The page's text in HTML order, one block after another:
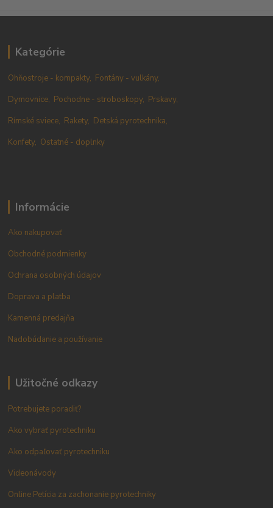
Kategórie
Ohňostroje - kompakty, Fontány - vulkány,
Dymovnice, Pochodne - stroboskopy, Prskavy,
Rímské sviece, Rakety, Detská pyrotechnika,
Konfety, Ostatné - doplnky
Informácie
Ako nakupovať
Obchodné podmienky
Ochrana osobných údajov
Doprava a platba
Kamenná predajňa
Nadobúdanie a používanie
Užitočné odkazy
Potrebujete poradiť?
Ako vybrať pyrotechniku
Ako odpaľovať pyrotechniku
Videonávody
Online Petícia za zachonanie pyrotechniky